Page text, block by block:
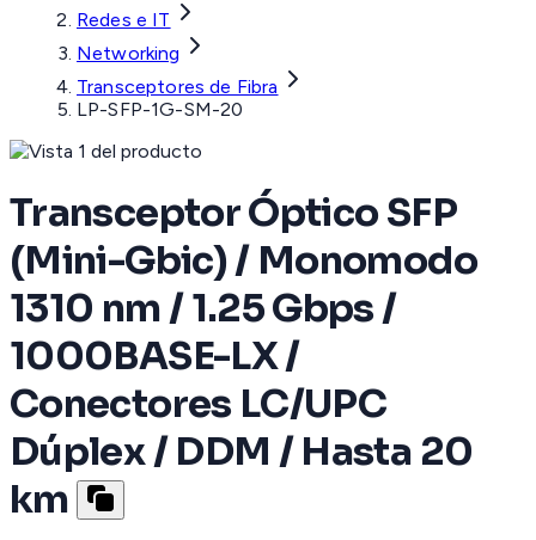
Redes e IT
Networking
Transceptores de Fibra
LP-SFP-1G-SM-20
Transceptor Óptico SFP
(Mini-Gbic) / Monomodo
1310 nm / 1.25 Gbps /
1000BASE-LX /
Conectores LC/UPC
Dúplex / DDM / Hasta 20
km